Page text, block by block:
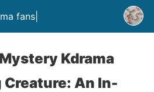
fans|
Kdrama
An In-